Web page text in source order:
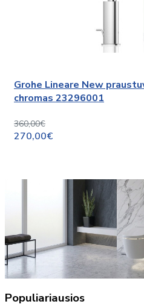
Grohe Lineare New
chromas 23296001
360,00€
270,00€
Populiariausios